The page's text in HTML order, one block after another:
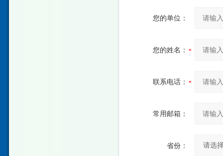
您的单位：
您的姓名：
联系电话：
常用邮箱：
省份：